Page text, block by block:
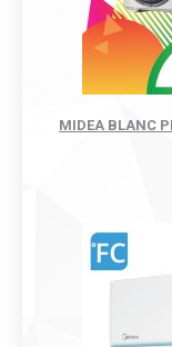
MIDEA BLANC